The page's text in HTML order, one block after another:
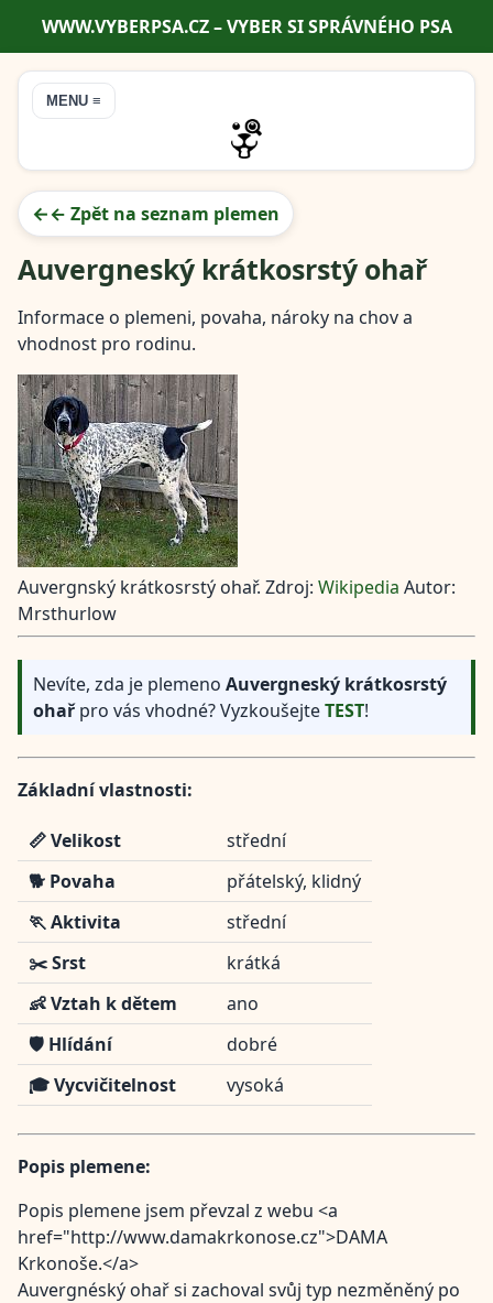
WWW.VYBERPSA.CZ – VYBER SI SPRÁVNÉHO PSA
MENU ≡
← Zpět na seznam plemen
Auvergneský krátkosrstý ohař
Informace o plemeni, povaha, nároky na chov a
vhodnost pro rodinu.
Auvergnský krátkosrstý ohař. Zdroj: Wikipedia Autor:
Mrsthurlow
Nevíte, zda je plemeno Auvergneský krátkosrstý
ohařpro vás vhodné? VyzkoušejteTEST!
Základní vlastnosti:
📏 Velikost
střední
🐕 Povaha
přátelský, klidný
🏃 Aktivita
střední
✂️ Srst
krátká
👶 Vztah k dětem
ano
🛡️ Hlídání
dobré
🎓 Vycvičitelnost
vysoká
Popis plemene:
Popis plemene jsem převzal z webu <a
href="http://www.damakrkonose.cz">DAMA
Krkonoše.</a>
Auvergnéský ohař si zachoval svůj typ nezměněný po